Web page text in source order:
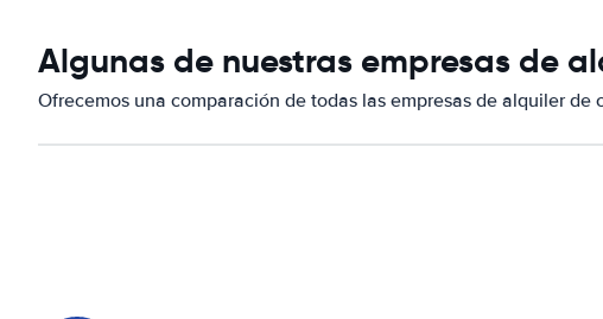
Algunas de nuestras empresas de
Ofrecemos una comparación de todas las empresas de alquiler de